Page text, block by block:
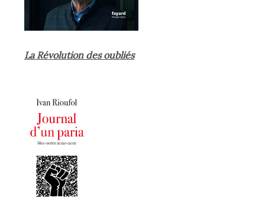
La Révolution des oubliés